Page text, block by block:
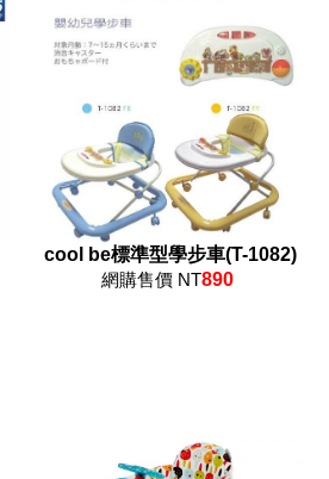
cool be標準型學步車(T-1082)
網購售價 NT890